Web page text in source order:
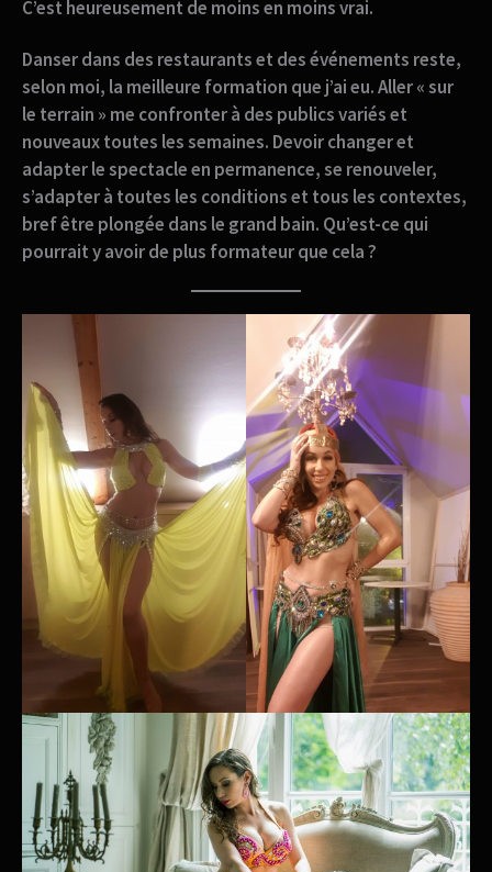
C’est heureusement de moins en moins vrai.
Danser dans des restaurants et des événements reste,
selon moi, la meilleure formation que j’ai eu. Aller « sur
le terrain » me confronter à des publics variés et
nouveaux toutes les semaines. Devoir changer et
adapter le spectacle en permanence, se renouveler,
s’adapter à toutes les conditions et tous les contextes,
bref être plongée dans le grand bain. Qu’est-ce qui
pourrait y avoir de plus formateur que cela ?